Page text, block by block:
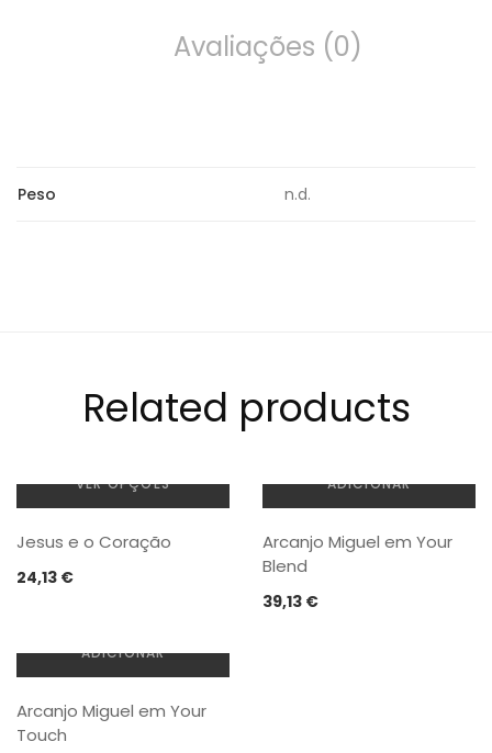
Avaliações (0)
Peso n.d.
Related products
VER OPÇÕES
product
options
be
Jesus e o Coração
24,13 €
ADICIONAR
Arcanjo Miguel em Your
Blend
39,13 €
ADICIONAR
Arcanjo Miguel em Your
Touch